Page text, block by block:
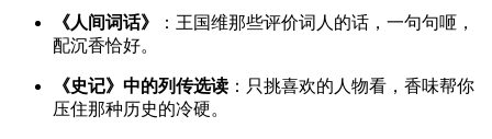
《人间词话》
：王国维那些评价词人的话，一句句咂，
配沉香恰好。
《史记》中的列传选读 ：只挑喜欢的人物看，香味帮你
压住那种历史的冷硬。